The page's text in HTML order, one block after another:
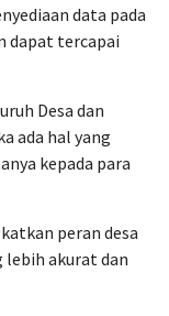
data pada
dapat tercapai
Desa dan
ada hal yang
kepada para
peran desa
lebih akurat dan